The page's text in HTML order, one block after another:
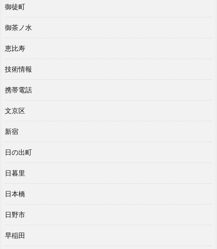
御徒町
御茶ノ水
恵比寿
技術情報
携帯電話
文京区
新宿
日の出町
日暮里
日本橋
日野市
早稲田